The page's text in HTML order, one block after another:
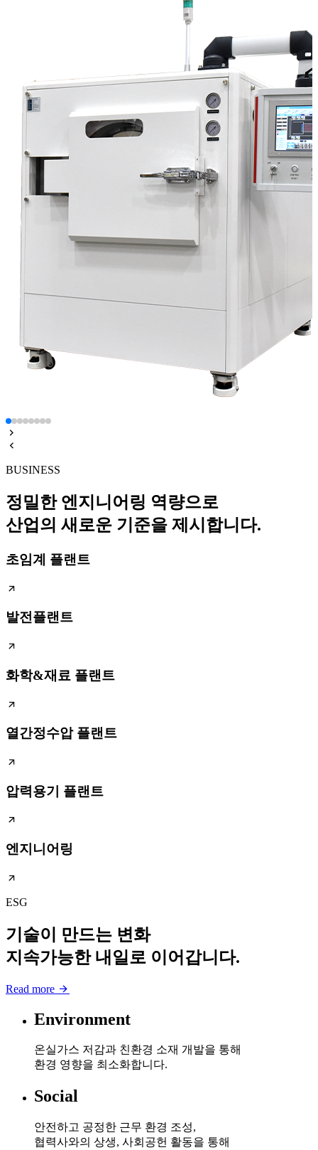
BUSINESS
정밀한 엔지니어링 역량으로
산업의 새로운 기준을 제시합니다.
초임계 플랜트
발전플랜트
화학&재료 플랜트
열간정수압 플랜트
압력용기 플랜트
엔지니어링
ESG
기술이 만드는 변화
지속가능한 내일로 이어갑니다.
Read more
Environment
온실가스 저감과 친환경 소재 개발을 통해
환경 영향을 최소화합니다.
Social
안전하고 공정한 근무 환경 조성,
협력사와의 상생, 사회공헌 활동을 통해